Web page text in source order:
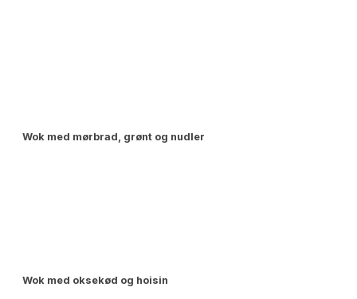
Wok med mørbrad, grønt og nudler
Wok med oksekød og hoisin